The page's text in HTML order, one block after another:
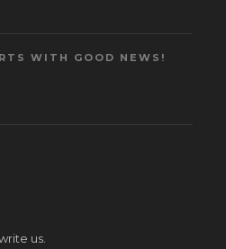
WITH GOOD NEWS!
us.